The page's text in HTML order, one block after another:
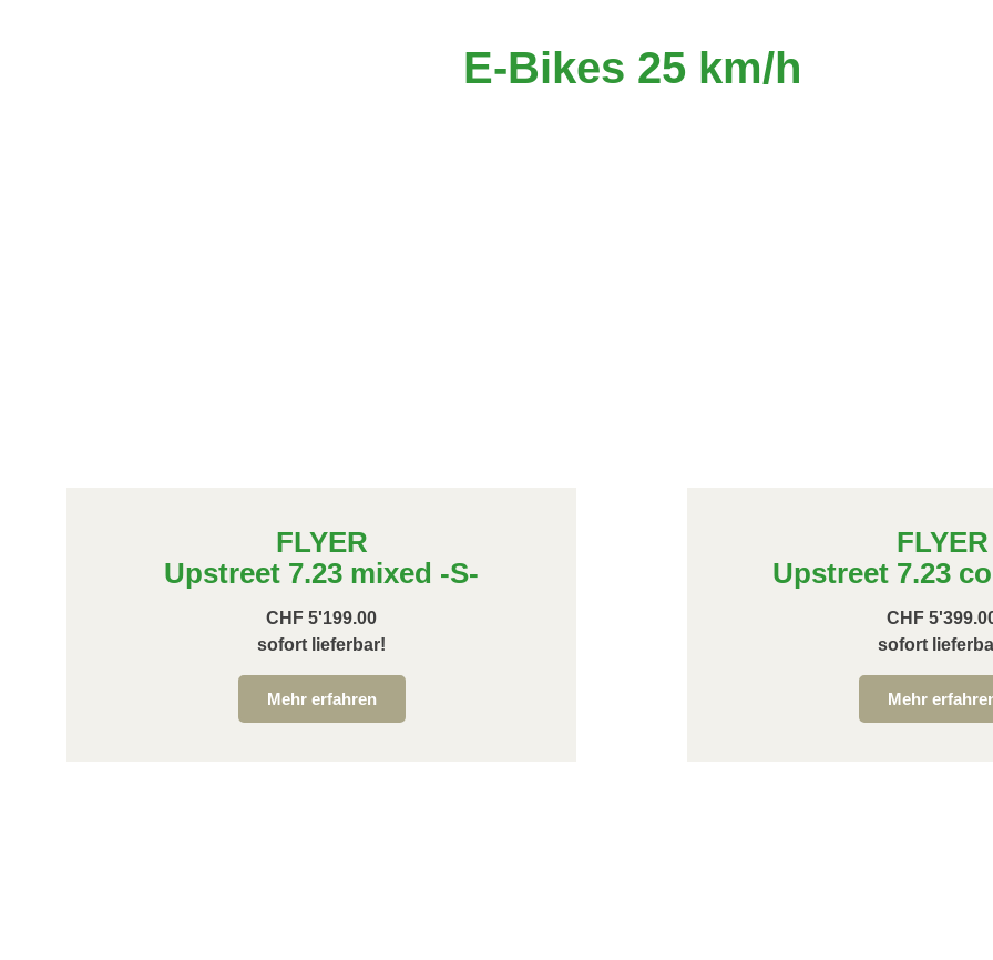
E-Bikes 25 km/h
FLYER
Upstreet 7.23 mixed -S-
CHF 5'199.00
sofort lieferbar!
Mehr erfahren
FLYER
Upstreet 7.23
CHF
sofort
Mehr